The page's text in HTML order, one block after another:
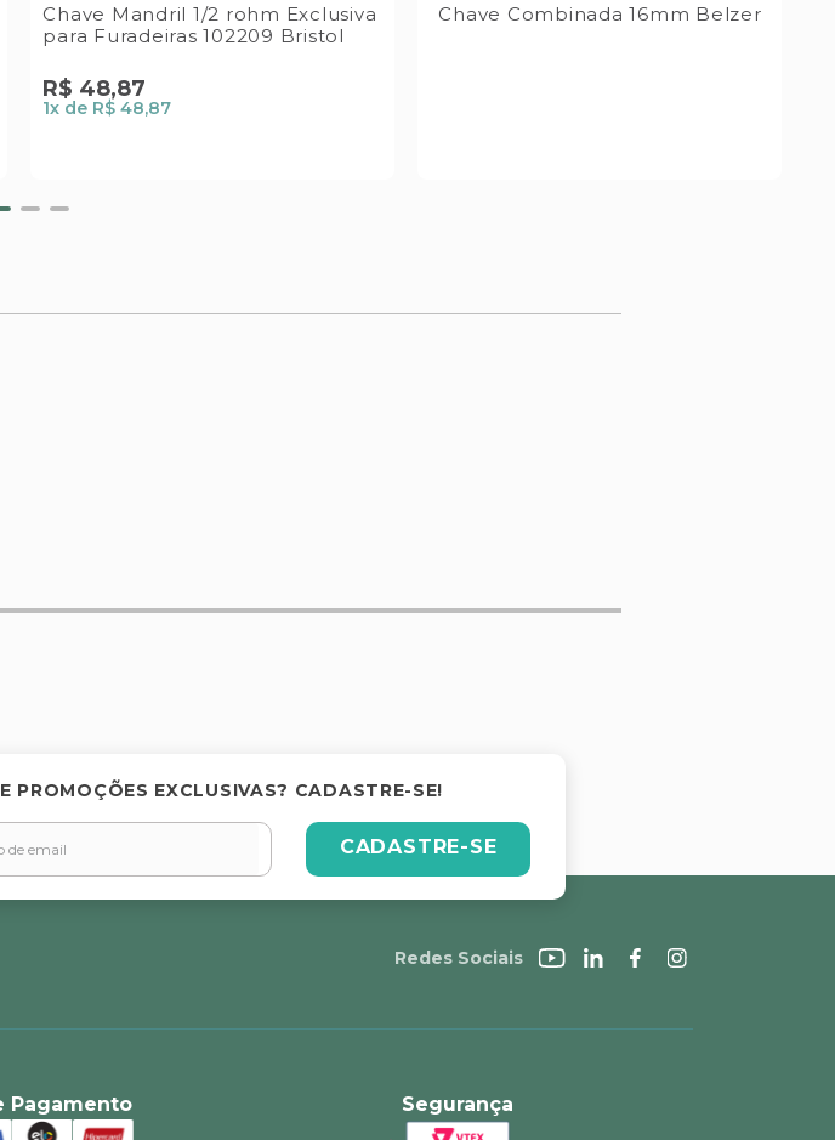
Chave Mandril 1/2 rohm Exclusiva
para Furadeiras 102209 Bristol
R$ 48,87
1x de R$ 48,87
Chave Combinada 16mm Belzer
PROMOÇÕES EXCLUSIVAS? CADASTRE-SE!
CADASTRE-SE
Redes Sociais
Pagamento Segurança